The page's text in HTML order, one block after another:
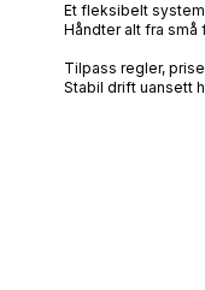
Et fleksibelt
Håndter alt fra
Tilpass regler,
Stabil drift uansett